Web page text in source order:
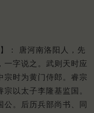
： 唐河南洛阳人，先
一字说之。武则天时应
宗时为黄门侍郎。睿宗
以太子李隆基监国。
公。后历兵部尚书、同